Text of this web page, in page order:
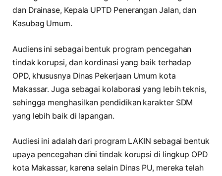
dan Drainase, Kepala UPTD Penerangan Jalan, dan
Kasubag Umum.
Audiens ini sebagai bentuk program pencegahan
tindak korupsi, dan kordinasi yang baik terhadap
OPD, khususnya Dinas Pekerjaan Umum kota
Makassar. Juga sebagai kolaborasi yang lebih teknis,
sehingga menghasilkan pendidikan karakter SDM
yang lebih baik di lapangan.
Audiesi ini adalah dari program LAKIN sebagai bentuk
upaya pencegahan dini tindak korupsi di lingkup OPD
kota Makassar, karena selain Dinas PU, mereka telah